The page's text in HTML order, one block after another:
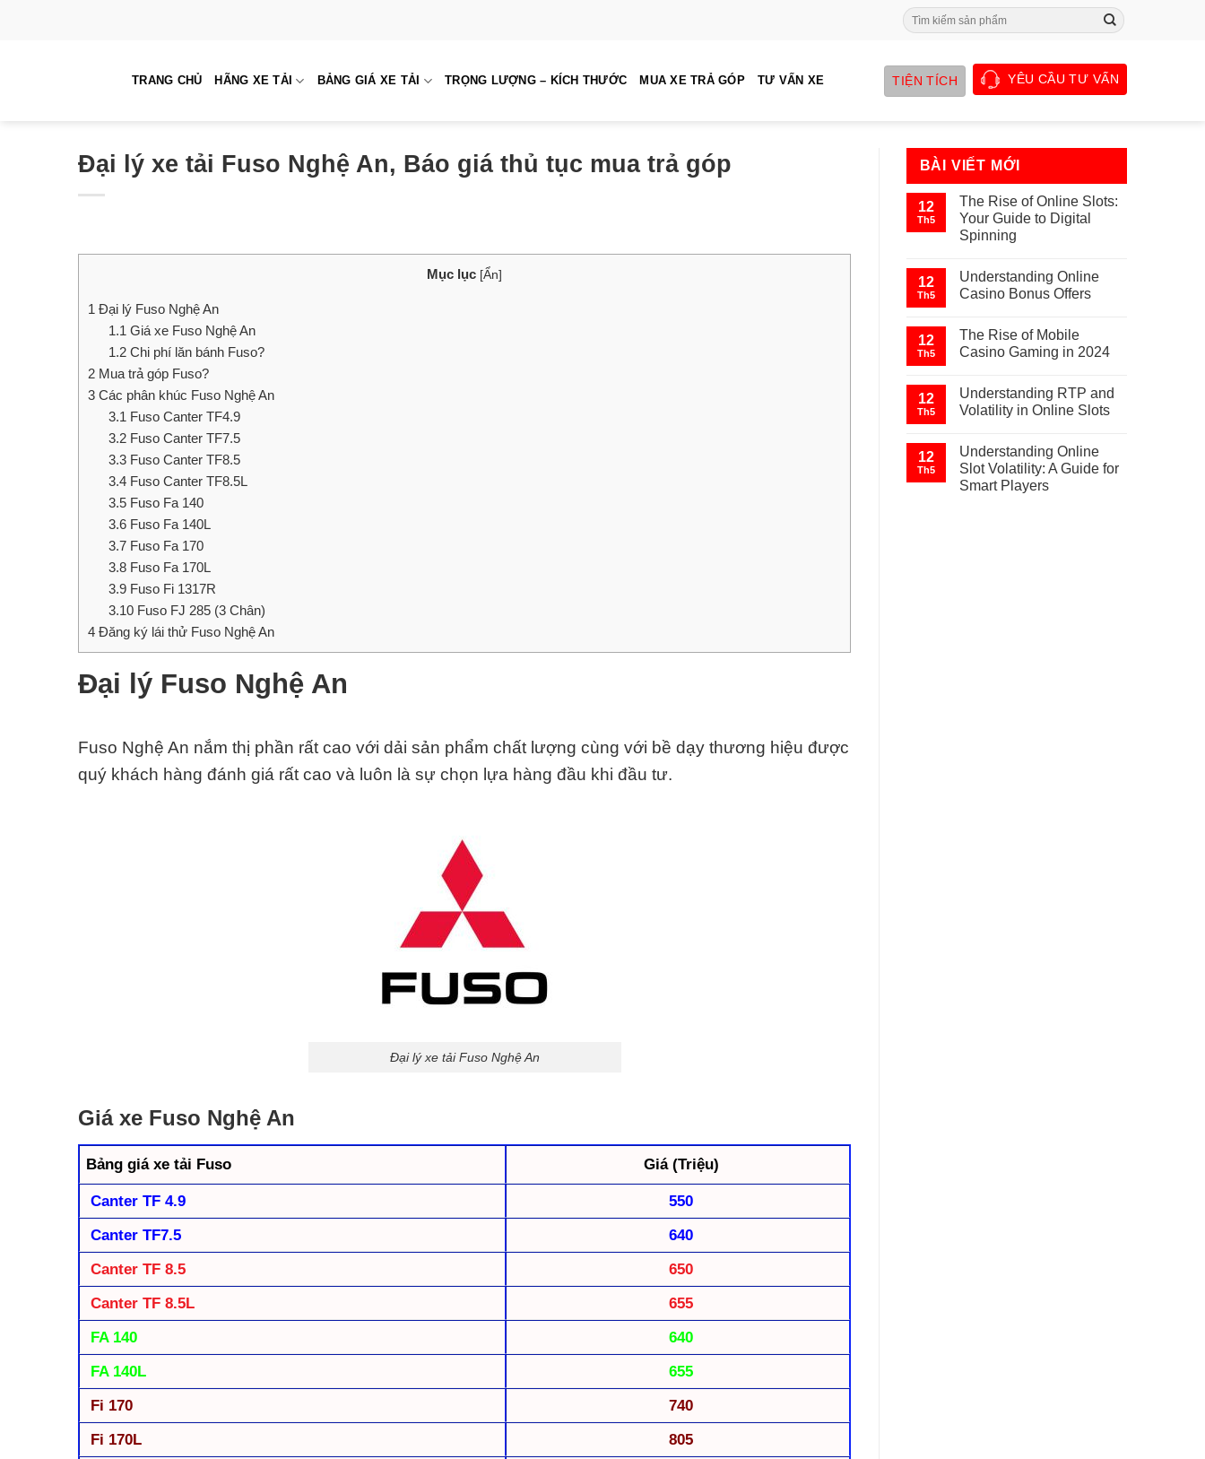
Search
for:
TRANG CHỦ HÃNG XE TẢI BẢNG GIÁ XE TẢI TRỌNG LƯỢNG – KÍCH THƯỚC MUA XE TRẢ GÓP TƯ VẤN XE TIỆN TÍCH YÊU CẦU TƯ VẤN
Đại lý xe tải Fuso Nghệ An, Báo giá thủ tục mua trả góp
Mục lục [Ẩn]
1 Đại lý Fuso Nghệ An
1.1 Giá xe Fuso Nghệ An
1.2Chi phí lăn bánh Fuso?
2 Mua trả góp Fuso?
3 Các phân khúc Fuso Nghệ An
3.1 Fuso Canter TF4.9
3.2Fuso Canter TF7.5
3.3Fuso Canter TF8.5
3.4Fuso Canter TF8.5L
3.5Fuso Fa 140
3.6Fuso Fa 140L
3.7Fuso Fa 170
3.8Fuso Fa 170L
3.9Fuso Fi 1317R
3.10Fuso FJ 285 (3 Chân)
4 Đăng ký lái thử Fuso Nghệ An
Đại lý Fuso Nghệ An
Fuso Nghệ An nắm thị phần rất cao với dải sản phẩm chất lượng cùng với bề dạy thương hiệu được
quý khách hàng đánh giá rất cao và luôn là sự chọn lựa hàng đầu khi đầu tư.
Đại lý xe tải Fuso Nghệ An
Giá xe Fuso Nghệ An
Bảng giá xe tải Fuso Giá (Triệu)
Canter TF 4.9
550
Canter TF7.5
640
Canter TF 8.5
650
Canter TF 8.5L
655
FA 140
640
FA 140L
655
Fi 170
740
Fi 170L
805
BÀI VIẾT MỚI
12
Th5
The Rise of Online Slots:
Your Guide to Digital
Spinning
12
Th5
Understanding Online
Casino Bonus Offers
12
Th5
The Rise of Mobile
Casino Gaming in 2024
12
Th5
Understanding RTP and
Volatility in Online Slots
12
Th5
Understanding Online
Slot Volatility: A Guide for
Smart Players